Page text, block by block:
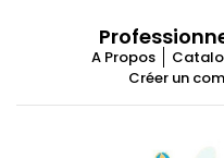
A Propos
Créer un